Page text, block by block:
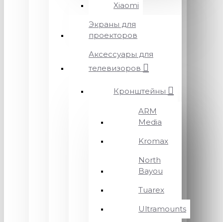
Xiaomi
Экраны для
проекторов
Аксессуары для
телевизоров
Кронштейны
ARM
Media
Kromax
North
Bayou
Tuarex
Ultramounts